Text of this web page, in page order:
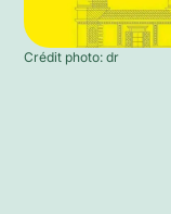
Crédit photo: dr